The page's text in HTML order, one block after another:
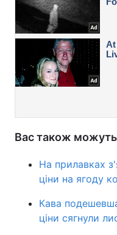
Вас також можуть
На прилавках
ціни на ягоду
Кава
ціни сягнули